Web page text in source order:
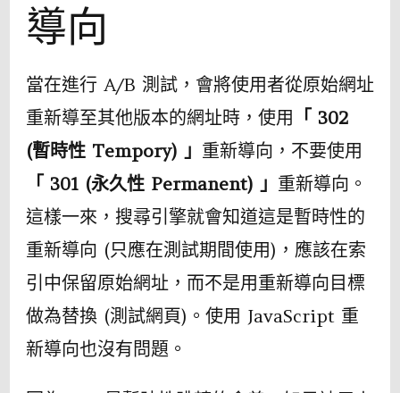
導向
當在進行 A/B 測試，會將使用者從原始網址
重新導至其他版本的網址時，使用
「 302
(暫時性 Tempory) 」 重新導向，不要使用
「 301 (永久性 Permanent) 」 重新導向。
這樣一來，搜尋引擎就會知道這是暫時性的
重新導向 (只應在測試期間使用)，應該在索
引中保留原始網址，而不是用重新導向目標
做為替換 (測試網頁)。使用 JavaScript 重
新導向也沒有問題。